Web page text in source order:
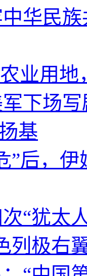
华民
业用
下场
基
”后，
“犹太
列极右